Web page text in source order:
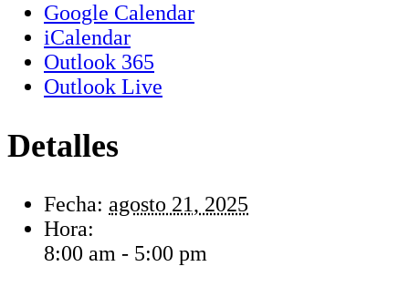
Google Calendar
iCalendar
Outlook 365
Outlook Live
Detalles
Fecha: agosto 21, 2025
Hora:
8:00 am - 5:00 pm